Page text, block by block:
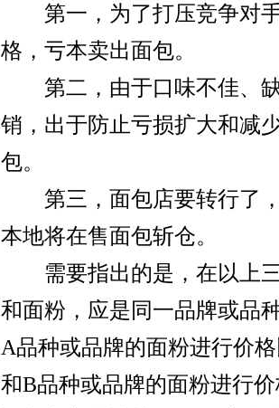
第一，为了打压竞争对手
格，亏本卖出面包。
第二，由于口味不佳、缺
销，出于防止亏损扩大和减
包。
第三，面包店要转行了，
本地将在售面包斩仓。
需要指出的是，在以上三
和面粉，应是同一品牌或品
A品种或品牌的面粉进行价
和B品种或品牌的面粉进行